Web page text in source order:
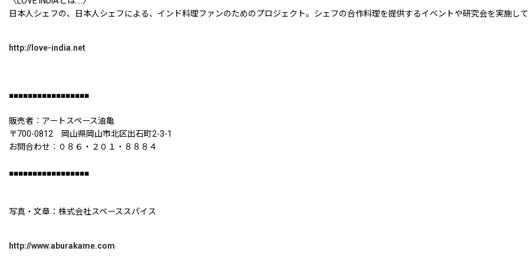
日本人シェフの、日本人シェフによる、インド料理ファンのためのプロジェクト。シェフの合作料理を提供するイベントや研究会を実施して
http://love-india.net
■■■■■■■■■■■■■■■■■
販売者︰アートスペース油亀
〒700-0812 岡山県岡山市北区出石町2-3-1
お問合わせ︰０８６・２０１・８８８４
■■■■■■■■■■■■■■■■■
写真・文章：株式会社スペーススパイス
http://www.aburakame.com